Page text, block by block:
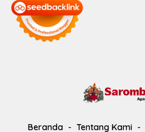
Beranda Tentang Kami